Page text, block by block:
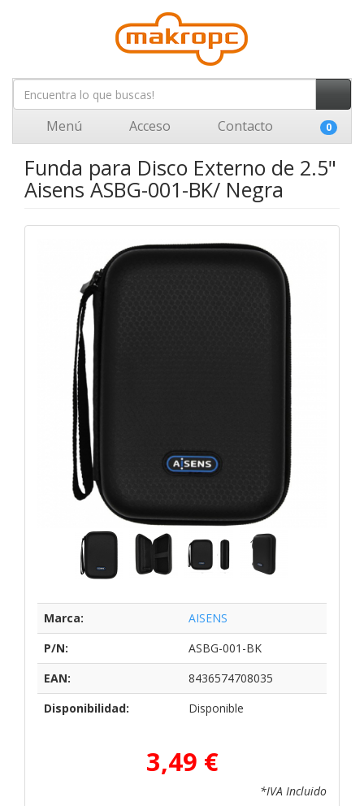
Menú Acceso Contacto 0
Funda para Disco Externo de 2.5"
Aisens ASBG-001-BK/ Negra
Marca:
AISENS
P/N:
ASBG-001-BK
EAN:
8436574708035
Disponibilidad:
Disponible
3,49 €
*IVA Incluido